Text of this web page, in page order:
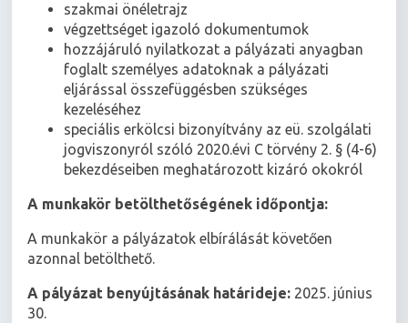
szakmai önéletrajz
végzettséget igazoló dokumentumok
hozzájáruló nyilatkozat a pályázati anyagban
foglalt személyes adatoknak a pályázati
eljárással összefüggésben szükséges
kezeléséhez
speciális erkölcsi bizonyítvány az eü. szolgálati
jogviszonyról szóló 2020.évi C törvény 2. § (4-6)
bekezdéseiben meghatározott kizáró okokról
A munkakör betölthetőségének időpontja:
A munkakör a pályázatok elbírálását követően
azonnal betölthető.
A pályázat benyújtásának határideje: 2025. június
30.